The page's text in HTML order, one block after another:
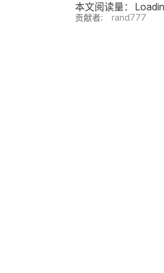
本文阅读量：
贡献者: rand777